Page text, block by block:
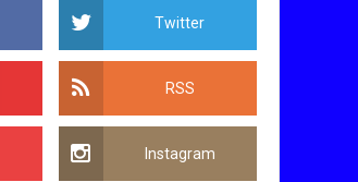
Twitter
RSS
Instagram